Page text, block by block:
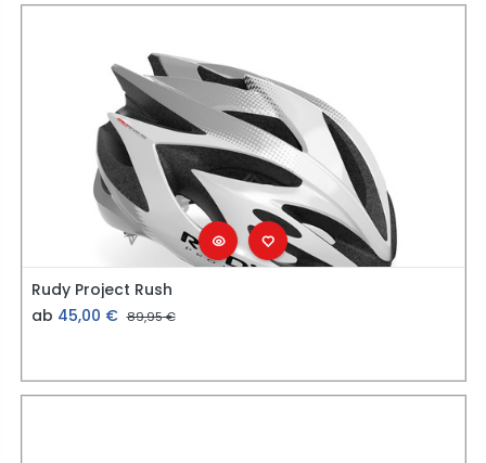
Rudy Project Rush
ab 45,00 € 89,95€